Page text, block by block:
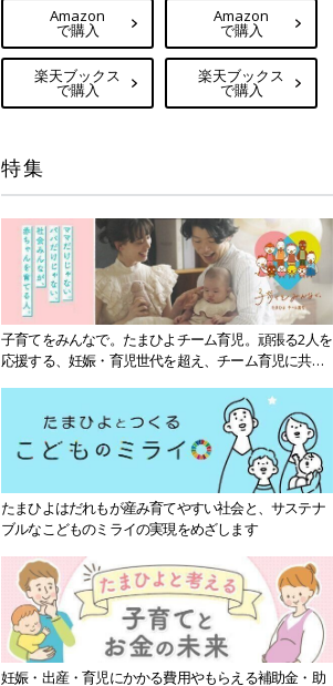
Amazon
で購入
楽天ブックス
で購入
Amazon
で購入
楽天ブックス
で購入
特集
子育てをみんなで。たまひよチーム育児。頑張る2人を
応援する、妊娠・育児世代を超え、チーム育児に共感
たまひよはだれもが産み育てやすい社会と、サステナ
ブルなこどものミライの実現をめざします
妊娠・出産・育児にかかる費用やもらえる補助金・助